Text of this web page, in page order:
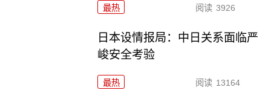
最热 阅读 3926
日本设情报局：中日关系面临严
峻安全考验
最热 阅读 13164